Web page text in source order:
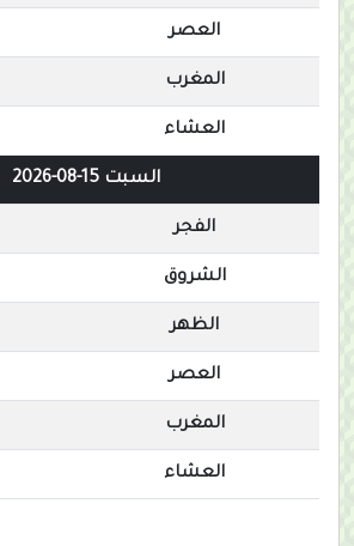
العصر
المغرب
العشاء
السبت 15-08-2026
الفجر
الشروق
الظهر
العصر
المغرب
العشاء